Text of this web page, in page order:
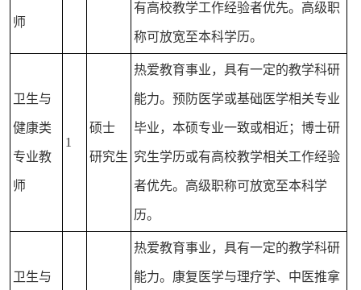
师
有高校教学工作经验者优先。高级职
称可放宽至本科学历。
卫生与
健康类
专业教
师
1
硕士
研究生
热爱教育事业，具有一定的教学科研
能力。预防医学或基础医学相关专业
毕业，本硕专业一致或相近；博士研
究生学历或有高校教学相关工作经验
者优先。高级职称可放宽至本科学
历。
卫生与
热爱教育事业，具有一定的教学科研
能力。康复医学与理疗学、中医推拿